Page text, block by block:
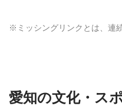
※ミッシングリンクとは、連
愛知の文化・ス